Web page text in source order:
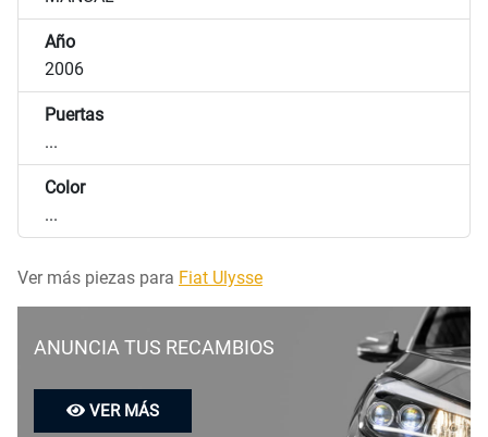
Año
2006
Puertas
...
Color
...
Ver más piezas para Fiat Ulysse
ANUNCIA TUS RECAMBIOS
VER MÁS